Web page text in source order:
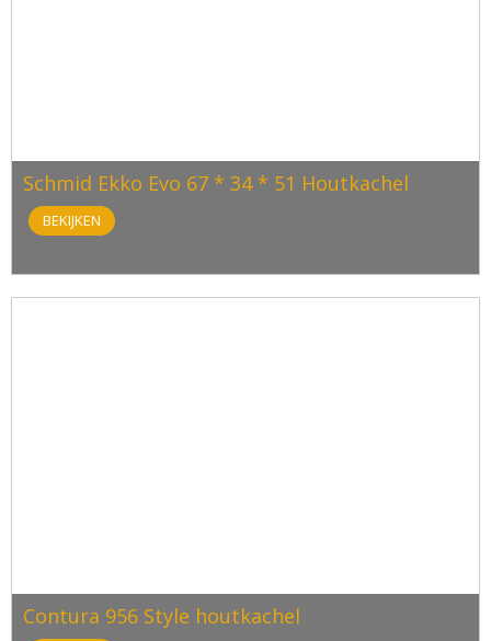
Schmid Ekko Evo 67 * 34 * 51 Houtkachel
BEKIJKEN
Contura 956 Style houtkachel